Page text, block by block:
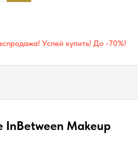
Успей купить! До -70%!
InBetween Makeup